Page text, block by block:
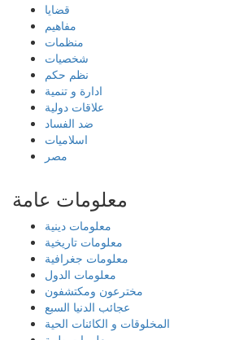
قضايا
مفاهيم
منظمات
شخصيات
نظم حكم
ادارة و تنمية
علاقات دولية
ضد الفساد
اسلاميات
مصر
معلومات عامة
معلومات دينية
معلومات تاريخية
معلومات جغرافية
معلومات الدول
مخترعون ومكتشفون
عجائب الدنيا السبع
المخلوقات و الكائنات الحية